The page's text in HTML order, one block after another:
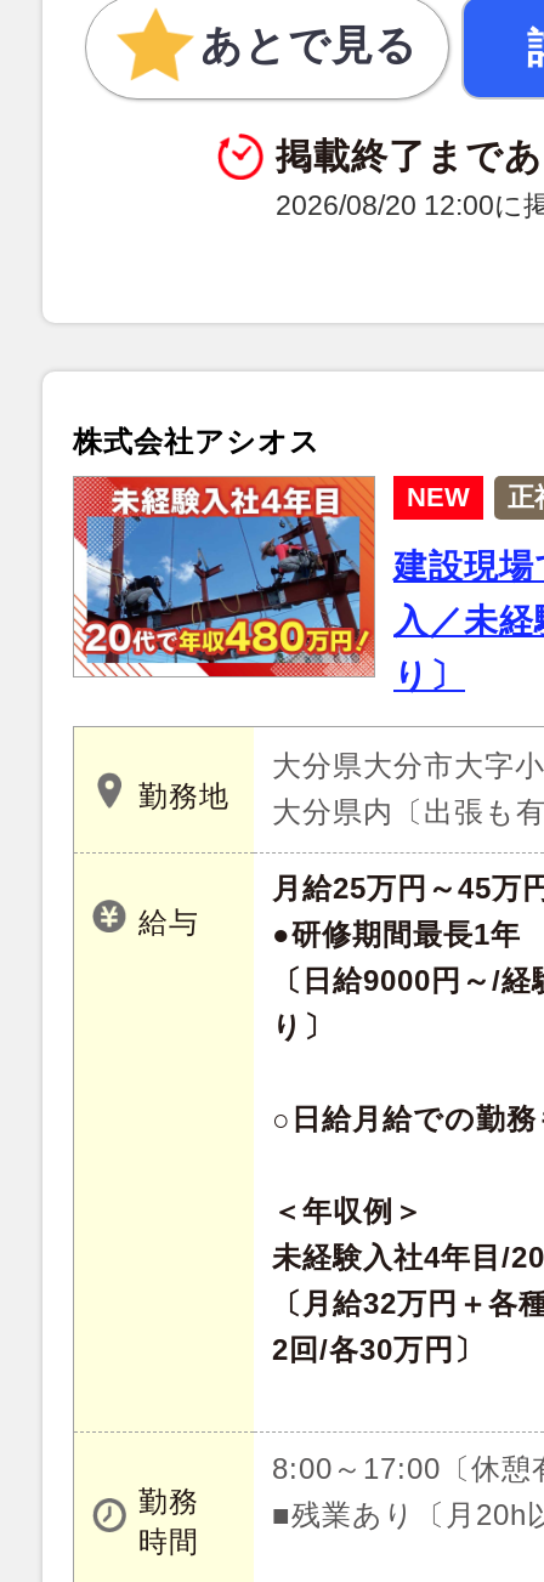
あとで見る
掲載終了まで
2026/08/20 12:00に
株式会社アシオス
NEW 正
建設現
入／未
り〕
勤務地
大分県大分市大字
大分県内〔出張も
給与
月給25万円～45万
●研修期間最長1年
〔日給9000円～/
り〕
○日給月給での勤
＜年収例＞
未経験入社4年目/
〔月給32万円＋各
2回/各30万円〕
勤務
時間
8:00～17:00〔休憩
■残業あり〔月20h